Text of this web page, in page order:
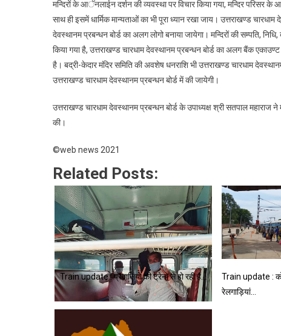
मन्दिरों के आॅनलाईन दर्शन की व्यवस्था पर विचार किया गया, मन्दिर
साथ ही इसमें धार्मिक मान्यताओं का भी पूरा ध्यान रखा जाय। उत्तराखण्ड
देवस्थानम प्रबन्धन बोर्ड का अलग लोगो बनाया जायेगा। मन्दिरों की सम्पति,
किया गया है, उत्तराखण्ड चारधाम देवस्थानम प्रबन्धन बोर्ड का अलग बैंक
है। बद्री-केदार मंदिर समिति की अवशेष धनराशि भी उत्तराखण्ड चारधाम
उत्तराखण्ड चारधाम देवस्थानम प्रबन्धन बोर्ड में की जायेगी।
उत्तराखण्ड चारधाम देवस्थानम प्रबन्धन बोर्ड के उपाध्यक्ष श्री सतपाल
की।
©web news 2021
Related Posts:
Train update : प्रवासियों की ट्रेनों से हो रही है…
Train update :
रेलगाड़ियां…